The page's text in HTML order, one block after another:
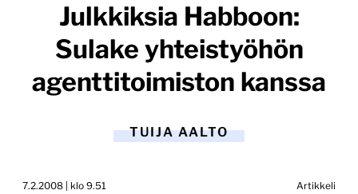
Julkkiksia Habboon:
Sulake yhteistyöhön
agenttitoimiston kanssa
TUIJA AALTO
7.2.2008 | klo 9.51 Artikkeli